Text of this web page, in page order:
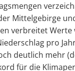
Mittelgebirge
verbreitet Werte
pro
deutlich mehr
für die